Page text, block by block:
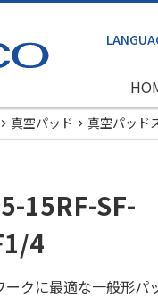
真空パッド 真空パッド
15RF-SF-
4
クに最適な一般形パ